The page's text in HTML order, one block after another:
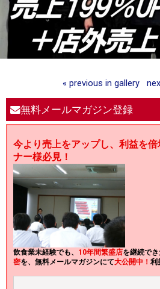
« previous in gallery
無料メールマガジン登録
今より売上をアップし、利益を
ナー様必見！
飲食業未経験でも、 10年間繁盛店を継続でき
密を、無料メールマガジンにて大公開中！ 利